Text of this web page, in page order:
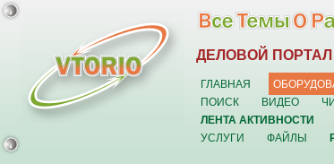
ДЕЛОВОЙ
ГЛАВНАЯ
ПОИСК
ВИДЕО
ЛЕНТА АКТИВНОСТИ
УСЛУГИ
ФАЙЛЫ